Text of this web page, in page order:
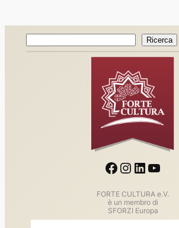
Ricerca
Facebook Instagram LinkedIn YouTube
FORTE CULTURA e.V.
è un membro di
SFORZI Europa